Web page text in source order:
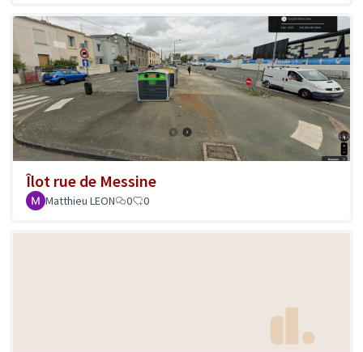
Îlot rue de Messine
Matthieu LEON 0 0